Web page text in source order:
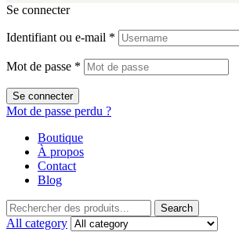
Se connecter
Identifiant ou e-mail *
Mot de passe *
Se connecter
Mot de passe perdu ?
Boutique
À propos
Contact
Blog
Search
All category